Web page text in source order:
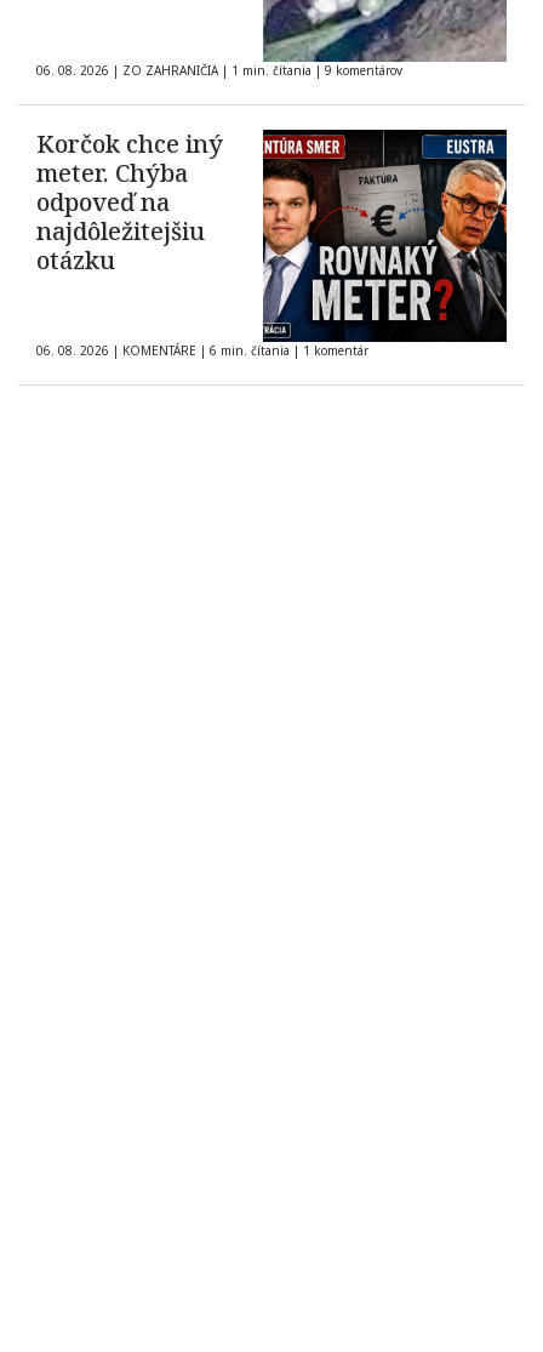
06. 08. 2026 | ZO ZAHRANIČIA | 1 min. čítania | 9 komentárov
Korčok chce iný
meter. Chýba
odpoveď na
najdôležitejšiu
otázku
06. 08. 2026 | KOMENTÁRE | 6 min. čítania | 1 komentár